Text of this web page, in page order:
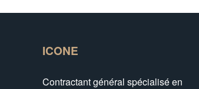
ICONE
Contractant général spécialisé en